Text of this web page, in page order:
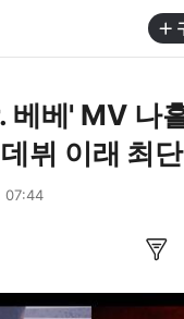
베베' MV 나
뷔 이래 최
07:44